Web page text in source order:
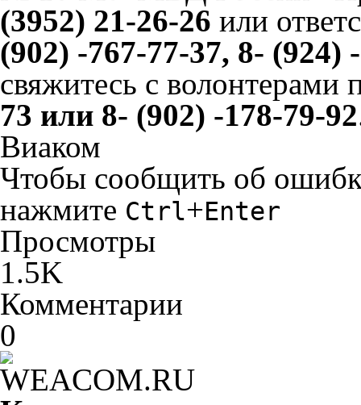
(3952) 21-26-26 или
(902) -767-77-37, 8- (924)
свяжитесь с
73 или 8- (902) -178-79-92
Виаком
Чтобы сообщить об
нажмите Ctrl+Enter
Просмотры
1.5K
Комментарии
0